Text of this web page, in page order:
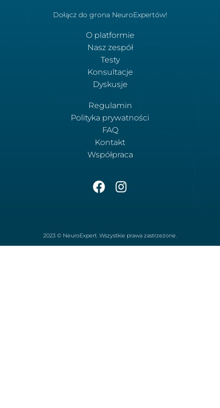
Dołącz do grona NeuroExpertów!
O platformie
Nasz zespół
Testy
Konsultacje
Dyskusje
Regulamin
Polityka prywatności
FAQ
Kontakt
Współpraca
2023 © NeuroExpert. Wszystkie prawa zastrzeżone.